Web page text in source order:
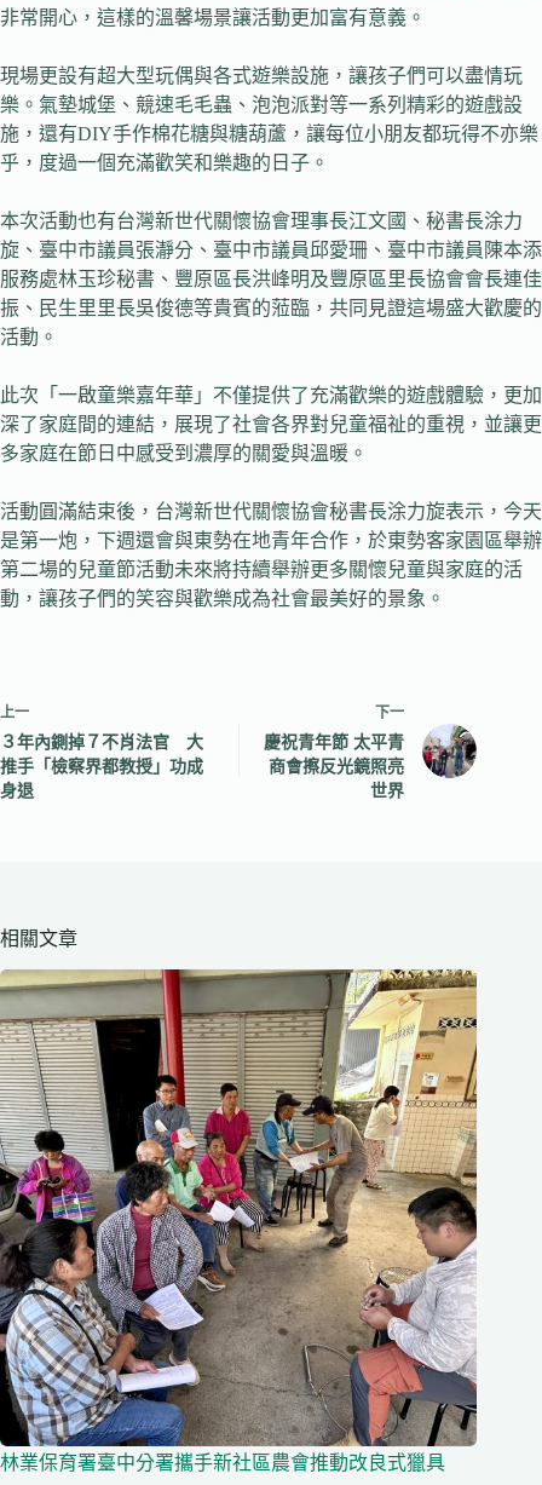
非常開心，這樣的溫馨場景讓活動更加富有意義。
現場更設有超大型玩偶與各式遊樂設施，讓孩子們可以盡情玩
樂。氣墊城堡、競速毛毛蟲、泡泡派對等一系列精彩的遊戲設
施，還有DIY手作棉花糖與糖葫蘆，讓每位小朋友都玩得不亦樂
乎，度過一個充滿歡笑和樂趣的日子。
本次活動也有台灣新世代關懷協會理事長江文國、秘書長涂力
旋、臺中市議員張瀞分、臺中市議員邱愛珊、臺中市議員陳本添
服務處林玉珍秘書、豐原區長洪峰明及豐原區里長協會會長連佳
振、民生里里長吳俊德等貴賓的蒞臨，共同見證這場盛大歡慶的
活動。
此次「一啟童樂嘉年華」不僅提供了充滿歡樂的遊戲體驗，更加
深了家庭間的連結，展現了社會各界對兒童福祉的重視，並讓更
多家庭在節日中感受到濃厚的關愛與溫暖。
活動圓滿結束後，台灣新世代關懷協會秘書長涂力旋表示，今天
是第一炮，下週還會與東勢在地青年合作，於東勢客家園區舉辦
第二場的兒童節活動未來將持續舉辦更多關懷兒童與家庭的活
動，讓孩子們的笑容與歡樂成為社會最美好的景象。
上一
３年內鍘掉７不肖法官 大
推手「檢察界都教授」功成
身退
下一
慶祝青年節 太平青
商會擦反光鏡照亮
世界
相關文章
林業保育署臺中分署攜手新社區農會推動改良式獵具